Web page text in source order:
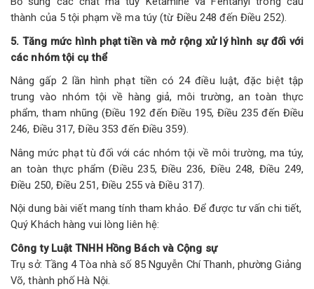
thành của 5 tội phạm về ma túy (từ Điều 248 đến Điều 252).
5. Tăng mức hình phạt tiền và mở rộng xử lý hình sự đối với
các nhóm tội cụ thể
Nâng gấp 2 lần hình phạt tiền có 24 điều luật, đặc biệt tập
trung vào nhóm tội về hàng giả, môi trường, an toàn thực
phẩm, tham nhũng (Điều 192 đến Điều 195, Điều 235 đến Điều
246, Điều 317, Điều 353 đến Điều 359).
Nâng mức phạt tù đối với các nhóm tội về môi trường, ma túy,
an toàn thực phẩm (Điều 235, Điều 236, Điều 248, Điều 249,
Điều 250, Điều 251, Điều 255 và Điều 317).
Nội dung bài viết mang tính tham khảo. Để được tư vấn chi tiết,
Quý Khách hàng vui lòng liên hệ:
Công ty Luật TNHH Hồng Bách và Cộng sự
Trụ sở: Tầng 4 Tòa nhà số 85 Nguyễn Chí Thanh, phường Giảng
Võ, thành phố Hà Nội.